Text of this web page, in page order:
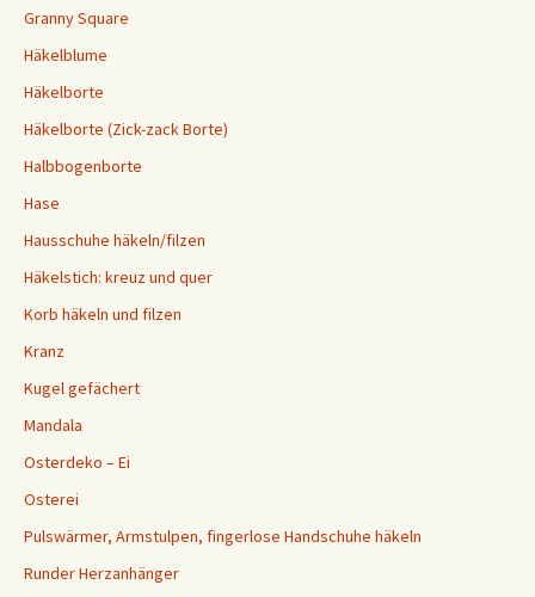
Granny Square
Häkelblume
Häkelborte
Häkelborte (Zick-zack Borte)
Halbbogenborte
Hase
Hausschuhe häkeln/filzen
Häkelstich: kreuz und quer
Korb häkeln und filzen
Kranz
Kugel gefächert
Mandala
Osterdeko – Ei
Osterei
Pulswärmer, Armstulpen, fingerlose Handschuhe häkeln
Runder Herzanhänger